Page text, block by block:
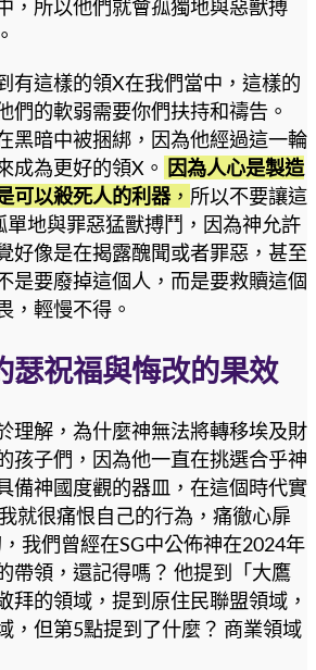
，所以他們就會孤獨地與惡獸搏
有這樣的領X在我們當中，這樣的
們的軟弱需要你們扶持和禱告。
黑暗中被捆綁，因為他經過這一輪
成為更好的領X。 因為人心是製造
可以殺死人的利器， 所以不要讓這
地與罪惡猛獸搏鬥，因為神允許
好像是在揭露醜聞或者罪惡，甚至
是要廢掉這個人，而是要救贖這個
，輕慢不得。
瑟祝福與悔改的果效
理解，為什麼神無法將轉移埃及財
孩子們，因為他一直在挑選合乎神
備神國度觀的器皿，在這個時代實
就很痛恨自己的行為，痛徹心扉
我們曾經在SG中公佈神在2024年
帶領，還記得嗎？ 他提到 「大鷹
拜的領域，提到原住民聯盟領域，
，但第5點提到了什麼？ 商業領域